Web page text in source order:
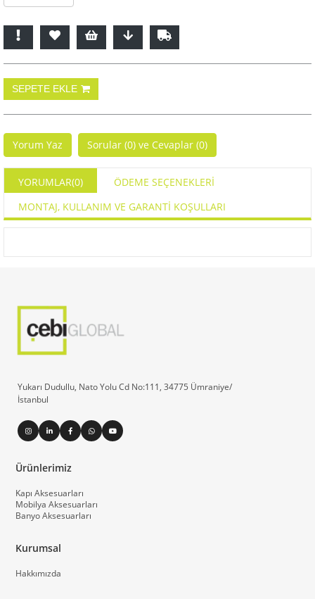
Yorum Yaz Sorular (0) ve Cevaplar (0)
YORUMLAR(0)
ÖDEME SEÇENEKLERI
MONTAJ, KULLANIM VE GARANTİ KOŞULLARI
Yukarı Dudullu, Nato Yolu Cd No:111, 34775 Ümraniye/
İstanbul
Ürünlerimiz
Kapı Aksesuarları
Mobilya Aksesuarları
Banyo Aksesuarları
Kurumsal
Hakkımızda